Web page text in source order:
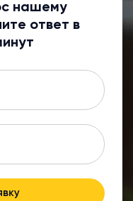
нашему
ответ в